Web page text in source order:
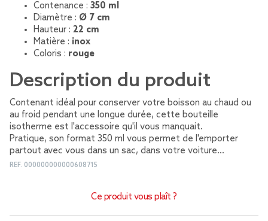
Contenance : 350 ml
Diamètre : Ø 7 cm
Hauteur : 22 cm
Matière : inox
Coloris : rouge
Description du produit
Contenant idéal pour conserver votre boisson au chaud ou
au froid pendant une longue durée, cette bouteille
isotherme est l'accessoire qu'il vous manquait.
Pratique, son format 350 ml vous permet de l'emporter
partout avec vous dans un sac, dans votre voiture...
REF. 000000000000608715
Ce produit vous plaît ?